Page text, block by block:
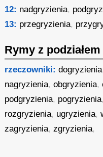
12: nadgryzienia,
13: przegryzienia,
Rymy z
rzeczowniki: dogryzienia
nagryzienia,obgryzienia,
podgryzienia, pogryzienia,
rozgryzienia, ugryzienia,
zagryzienia,zgryzienia,